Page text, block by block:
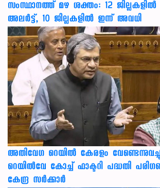
സംസ്ഥാനത്ത് മഴ ശക്തം: 12
അലർട്ട്, 10 ജില്ലകളിൽ ഇന്ന് അവധി
അതിവേഗ റെയിൽ കേരളം
റെയിൽവേ കോച്ച് ഫാക്ടറി പദ്ധതി
കേന്ദ്ര സർക്കാർ